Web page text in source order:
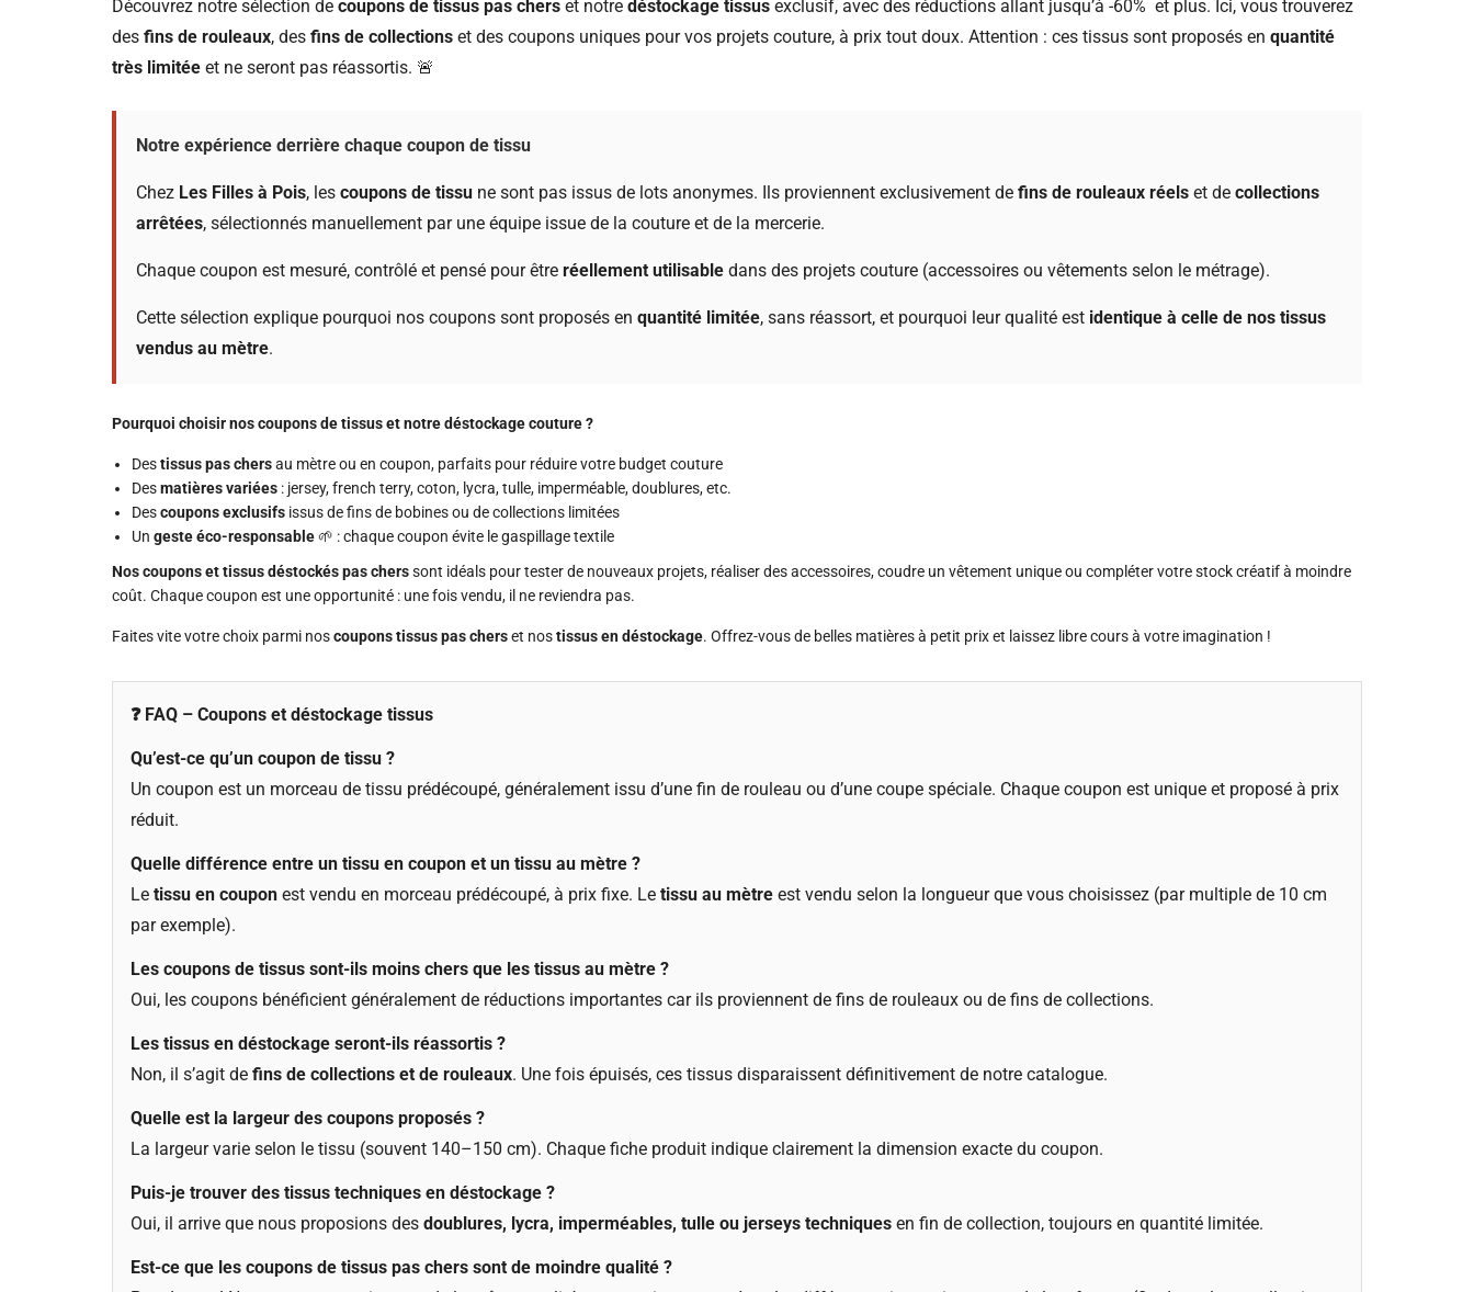
Découvrez notre sélection de coupons de tissus pas chers et notre déstockage tissus exclusif, avec des réductions allant jusqu’à -60% et plus. Ici, vous trouverez
des fins de rouleaux, des fins de collections et des coupons uniques pour vos projets couture, à prix tout doux. Attention : ces tissus sont proposés en quantité
très limitée et ne seront pas réassortis. 🚨
Notre expérience derrière chaque coupon de tissu
Chez Les Filles à Pois, les coupons de tissu ne sont pas issus de lots anonymes. Ils proviennent exclusivement de fins de rouleaux réels et de collections
arrêtées, sélectionnés manuellement par une équipe issue de la couture et de la mercerie.
Chaque coupon est mesuré, contrôlé et pensé pour être réellement utilisable dans des projets couture (accessoires ou vêtements selon le métrage).
Cette sélection explique pourquoi nos coupons sont proposés en quantité limitée, sans réassort, et pourquoi leur qualité est identique à celle de nos tissus
vendus au mètre.
Pourquoi choisir nos coupons de tissus et notre déstockage couture ?
Destissus pas chersau mètre ou en coupon, parfaits pour réduire votre budget couture
Desmatières variées : jersey, french terry, coton, lycra, tulle, imperméable, doublures, etc.
Descoupons exclusifs issus de fins de bobines ou de collections limitées
Un geste éco-responsable🌱 : chaque coupon évite le gaspillage textile
Nos coupons et tissus déstockés pas cherssont idéals pour tester de nouveaux projets, réaliser des accessoires, coudre un vêtement unique ou compléter votre stock créatif à moindre
coût. Chaque coupon est une opportunité : une fois vendu, il ne reviendra pas.
Faites vite votre choix parmi noscoupons tissus pas cherset nostissus en déstockage. Offrez-vous de belles matières à petit prix et laissez libre cours à votre imagination !
❓ FAQ – Coupons et déstockage tissus
Qu’est-ce qu’un coupon de tissu ?
Un coupon est un morceau de tissu prédécoupé, généralement issu d’une fin de rouleau ou d’une coupe spéciale. Chaque coupon est unique et proposé à prix
réduit.
Quelle différence entre un tissu en coupon et un tissu au mètre ?
Le tissu en coupon est vendu en morceau prédécoupé, à prix fixe. Le tissu au mètre est vendu selon la longueur que vous choisissez (par multiple de 10 cm
par exemple).
Les coupons de tissus sont-ils moins chers que les tissus au mètre ?
Oui, les coupons bénéficient généralement de réductions importantes car ils proviennent de fins de rouleaux ou de fins de collections.
Les tissus en déstockage seront-ils réassortis ?
Non, il s’agit de fins de collections et de rouleaux. Une fois épuisés, ces tissus disparaissent définitivement de notre catalogue.
Quelle est la largeur des coupons proposés ?
La largeur varie selon le tissu (souvent 140–150 cm). Chaque fiche produit indique clairement la dimension exacte du coupon.
Puis-je trouver des tissus techniques en déstockage ?
Oui, il arrive que nous proposions des doublures, lycra, imperméables, tulle ou jerseys techniques en fin de collection, toujours en quantité limitée.
Est-ce que les coupons de tissus pas chers sont de moindre qualité ?